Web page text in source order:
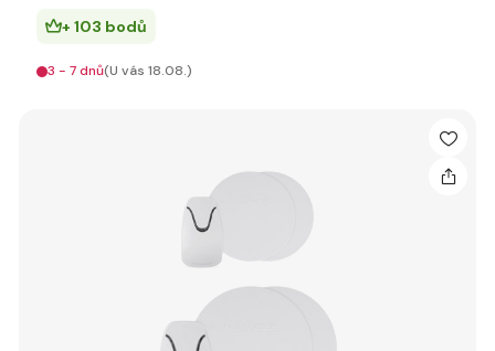
+ 103 bodů
3 - 7 dnů(U vás 18.08.)